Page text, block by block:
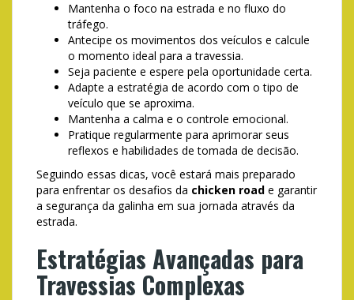
Mantenha o foco na estrada e no fluxo do
tráfego.
Antecipe os movimentos dos veículos e calcule
o momento ideal para a travessia.
Seja paciente e espere pela oportunidade certa.
Adapte a estratégia de acordo com o tipo de
veículo que se aproxima.
Mantenha a calma e o controle emocional.
Pratique regularmente para aprimorar seus
reflexos e habilidades de tomada de decisão.
Seguindo essas dicas, você estará mais preparado
para enfrentar os desafios da chicken road e garantir
a segurança da galinha em sua jornada através da
estrada.
Estratégias Avançadas para
Travessias Complexas